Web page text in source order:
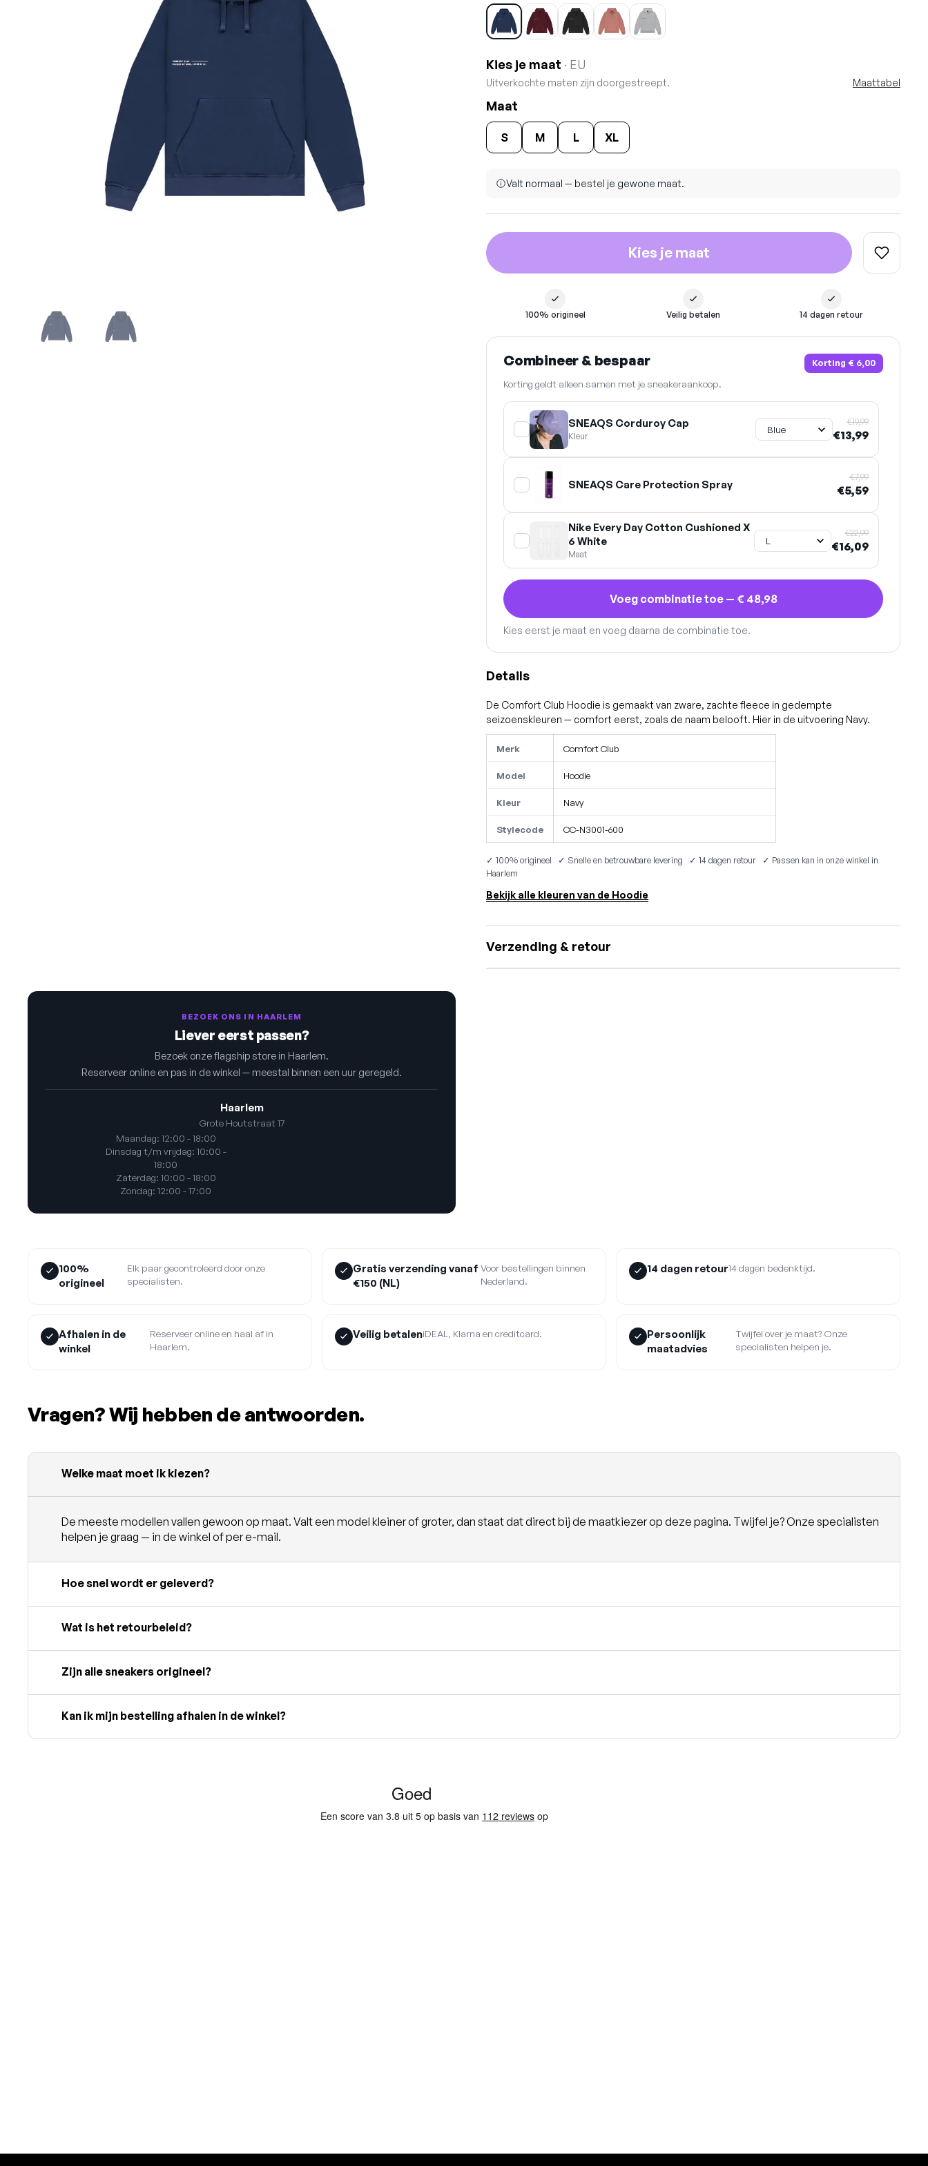
Kies je maat · EU
Uitverkochte maten zijn doorgestreept. Maattabel
Maat
S M L XL
Valt normaal — bestel je gewone maat.
Kies je maat
100% origineel Veilig betalen 14 dagen retour
Combineer & bespaar Korting € 6,00
Korting geldt alleen samen met je sneakeraankoop.
SNEAQS Corduroy Cap
Kleur
€19,99
€13,99
SNEAQS Care Protection Spray
€7,99
€5,59
Nike Every Day Cotton Cushioned X
6 White
Maat
€22,99
€16,09
Voeg combinatie toe — € 48,98
Kies eerst je maat en voeg daarna de combinatie toe.
Details
De Comfort Club Hoodie is gemaakt van zware, zachte fleece in gedempte
seizoenskleuren — comfort eerst, zoals de naam belooft. Hier in de uitvoering Navy.
Merk Comfort Club
Model Hoodie
Kleur Navy
Stylecode CC-N3001-600
✓ 100% origineel ✓ Snelle en betrouwbare levering ✓ 14 dagen retour ✓ Passen kan in onze winkel in
Haarlem
Bekijk alle kleuren van de Hoodie
Verzending & retour
BEZOEK ONS IN HAARLEM
Liever eerst passen?
Bezoek onze flagship store in Haarlem.
Reserveer online en pas in de winkel — meestal binnen een uur geregeld.
Haarlem
Grote Houtstraat 17
Maandag: 12:00 - 18:00
Dinsdag t/m vrijdag: 10:00 -
18:00
Zaterdag: 10:00 - 18:00
Zondag: 12:00 - 17:00
100%
origineel
Elk paar gecontroleerd door onze
specialisten.
Gratis verzending vanaf
€150 (NL)
Voor bestellingen binnen
Nederland.
14 dagen retour14 dagen bedenktijd.
Afhalen in de
winkel
Reserveer online en haal af in
Haarlem.
Veilig betaleniDEAL, Klarna en creditcard.
Persoonlijk
maatadvies
Twijfel over je maat? Onze
specialisten helpen je.
Vragen? Wij hebben de antwoorden.
Welke maat moet ik kiezen?
De meeste modellen vallen gewoon op maat. Valt een model kleiner of groter, dan staat dat direct bij de maatkiezer op deze pagina. Twijfel je? Onze specialisten
helpen je graag — in de winkel of per e-mail.
Hoe snel wordt er geleverd?
Wat is het retourbeleid?
Zijn alle sneakers origineel?
Kan ik mijn bestelling afhalen in de winkel?